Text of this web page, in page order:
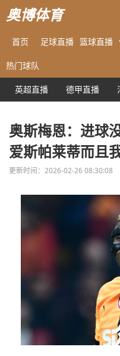
奥博体育
首页 足球直播 篮球直播
热门球队
英超直播 德甲直播
奥斯梅恩：进球
爱斯帕莱蒂而且
更新时间：2026-02-26 08:30:08